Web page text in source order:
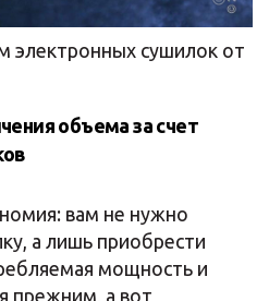
электронных сушилок от
объема за счет
вам не нужно
а лишь приобрести
мощность и
прежним, а вот